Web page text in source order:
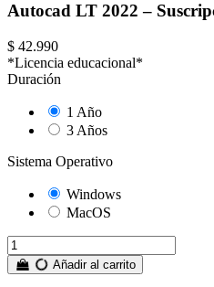
Autocad LT 2022 –
$ 42.990
*Licencia educacional*
Duración
1 Año
3 Años
Sistema Operativo
Windows
MacOS
Añadir al carrito